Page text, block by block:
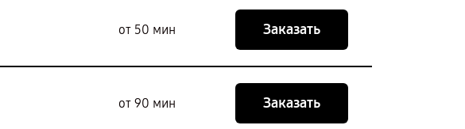
от 50 мин Заказать
от 90 мин Заказать